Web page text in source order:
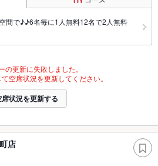
間で♪♪6名毎に1人無料12名で2人無料
の更新に失敗しました。
空席状況を更新してください。
席状況を更新する
店